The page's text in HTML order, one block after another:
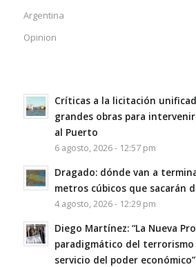
Argentina
Opinion
Críticas a la licitación
grandes obras para
al Puerto
6 agosto, 2026 - 12:57 pm
Dragado: dónde van a
metros cúbicos que sacarán
4 agosto, 2026 - 12:29 pm
Diego Martínez: “La Nueva
paradigmático del terrorismo
servicio del poder económico”